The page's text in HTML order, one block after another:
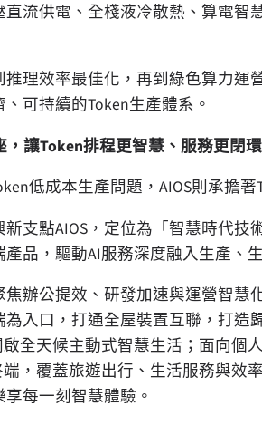
直流供電、全棧液冷散熱、算電
理效率最佳化，再到綠色算力運
可持續的Token生產體系。
，讓Token排程更智慧、服務更閉環
低成本生產問題，AIOS則承擔
支點AIOS，定位為「智慧時代技
品，驅動AI服務深度融入生產、
辦公提效、研發加速與運營智
入口，打通全屋裝置互聯，打造
全天候主動式智慧生活；面向個
，覆蓋旅遊出行、生活服務與效
每一刻智慧體驗。